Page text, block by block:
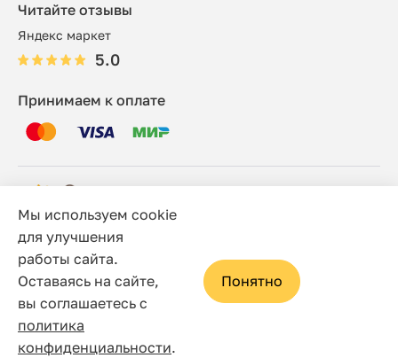
Читайте отзывы
Яндекс маркет
5.0
Принимаем к оплате
© 2006 - 2026 Этно-шоп, Интернет-магазин
Политика конфиденциальности
Сайт носит исключительно информационный характер, и
ни при каких условиях не является публичной офертой,
определяемой положениями статьи 437(2) Гражданского
кодекса Российской Федерации
Мы используем cookie
для улучшения
работы сайта.
Оставаясь на сайте,
вы соглашаетесь с
политика
конфиденциальности.
Понятно